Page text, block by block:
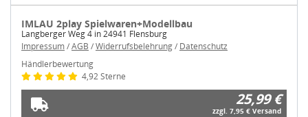
IMLAU 2play Spielwaren+Modellbau
Langberger Weg 4 in 24941 Flensburg
Impressum/AGB /Widerrufsbelehrung/ Datenschutz
Händlerbewertung
4,92 Sterne
25,99 €
zzgl. 7,95 € Versand